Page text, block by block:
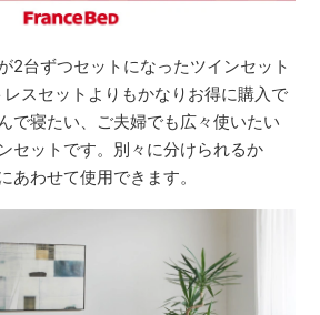
2台ずつセットになったツインセット
スセットよりもかなりお得に購入で
で寝たい、ご夫婦でも広々使いたい
セットです。別々に分けられるか
あわせて使用できます。